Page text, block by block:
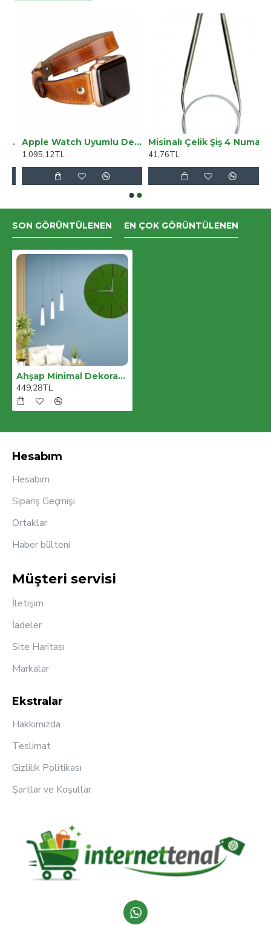
Apple Watch Uyumlu Deri Kordon 42-44-45mm Slim DT GT V18
1.095,12TL
Misinalı Çelik Şiş 4 Numara 100 Cm
41,76TL
SON GÖRÜNTÜLENEN EN ÇOK GÖRÜNTÜLENEN
Ahşap Minimal Dekoratif Duvar Saati - 33x33 Cm Yeşil
449,28TL
Hesabım
Hesabım
Sipariş Geçmişi
Ortaklar
Haber bülteni
Müşteri servisi
İletişim
İadeler
Site Haritası
Markalar
Ekstralar
Hakkımızda
Teslimat
Gizlilik Politikası
Şartlar ve Koşullar